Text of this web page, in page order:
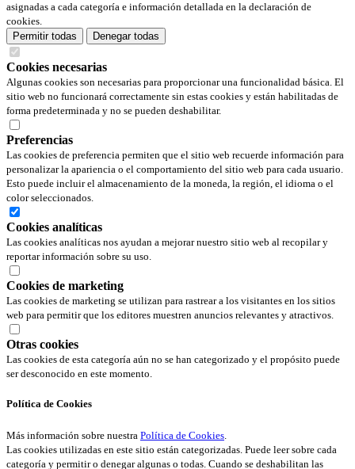
asignadas a cada categoría e información detallada en la declaración de
cookies.
Permitir todas
Denegar todas
Cookies necesarias
Algunas cookies son necesarias para proporcionar una funcionalidad básica. El
sitio web no funcionará correctamente sin estas cookies y están habilitadas de
forma predeterminada y no se pueden deshabilitar.
Preferencias
Las cookies de preferencia permiten que el sitio web recuerde información para
personalizar la apariencia o el comportamiento del sitio web para cada usuario.
Esto puede incluir el almacenamiento de la moneda, la región, el idioma o el
color seleccionados.
Cookies analíticas
Las cookies analíticas nos ayudan a mejorar nuestro sitio web al recopilar y
reportar información sobre su uso.
Cookies de marketing
Las cookies de marketing se utilizan para rastrear a los visitantes en los sitios
web para permitir que los editores muestren anuncios relevantes y atractivos.
Otras cookies
Las cookies de esta categoría aún no se han categorizado y el propósito puede
ser desconocido en este momento.
Política de Cookies
Más información sobre nuestra Política de Cookies.
Las cookies utilizadas en este sitio están categorizadas. Puede leer sobre cada
categoría y permitir o denegar algunas o todas. Cuando se deshabilitan las